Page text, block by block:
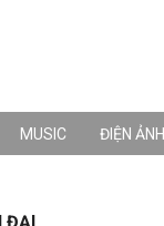
MUSIC ĐIỆN ẢNH